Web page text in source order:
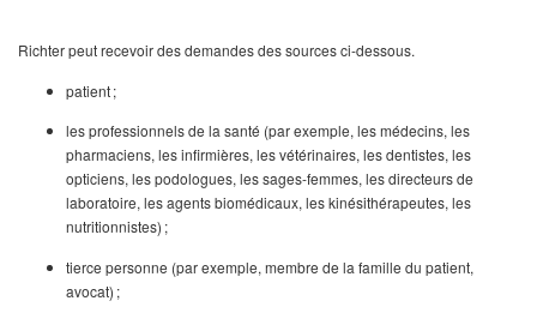
Richter peut recevoir des demandes des sources ci-dessous.
patient ;
les professionnels de la santé (par exemple, les médecins, les
pharmaciens, les infirmières, les vétérinaires, les dentistes, les
opticiens, les podologues, les sages-femmes, les directeurs de
laboratoire, les agents biomédicaux, les kinésithérapeutes, les
nutritionnistes) ;
tierce personne (par exemple, membre de la famille du patient,
avocat) ;